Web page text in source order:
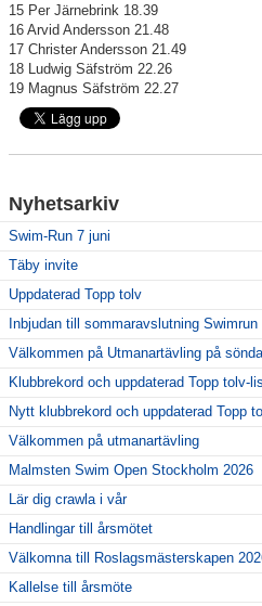
15 Per Järnebrink 18.39
16 Arvid Andersson 21.48
17 Christer Andersson 21.49
18 Ludwig Säfström 22.26
19 Magnus Säfström 22.27
Nyhetsarkiv
Swim-Run 7 juni
Täby invite
Uppdaterad Topp tolv
Inbjudan till sommaravslutning Swimrun
Välkommen på Utmanartävling på
Klubbrekord och uppdaterad Topp tolv-
Nytt klubbrekord och uppdaterad Topp
Välkommen på utmanartävling
Malmsten Swim Open Stockholm 2026
Lär dig crawla i vår
Handlingar till årsmötet
Välkomna till Roslagsmästerskapen
Kallelse till årsmöte